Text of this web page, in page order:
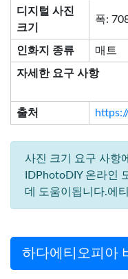
디지털 사진
크기
폭:
인화지 종류 매트
자세한 요구 사항
출처
사진 크기 요구 사항
IDPhotoDIY 온라인
데 도움이됩니다.에
하다에티오피아